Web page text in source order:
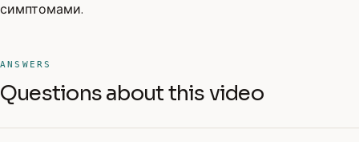
симптомами.
ANSWERS
Questions about this video